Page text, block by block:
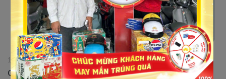
Cửa hàng bán xe 50 phân khối uy tín ở Long An
19/01/2026 23:48:22